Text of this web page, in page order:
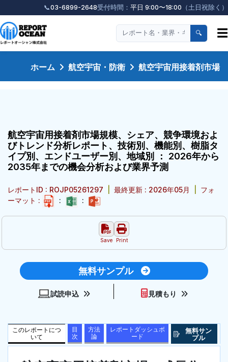
📞03-6899-2648受付時間： 平日 9:00〜18:00 （土日祝除く）
🔍 ☰
ホーム 航空宇宙・防衛 航空宇宙用接着剤市場
航空宇宙用接着剤市場規模、シェア、競争環境およ
びトレンド分析レポート、技術別、機能別、樹脂タ
イプ別、エンドユーザー別、地域別 ： 2026年から
2035年までの機会分析および業界予測
レポートID : ROJP05261297 最終更新 : 2026年05月
フォ
ーマット :
: :
Save Print
無料サンプル
試読申込 見積もり
このレポートにつ
いて
目
次
方法
論
レポートダッシュボ
ード
無料サン
プル